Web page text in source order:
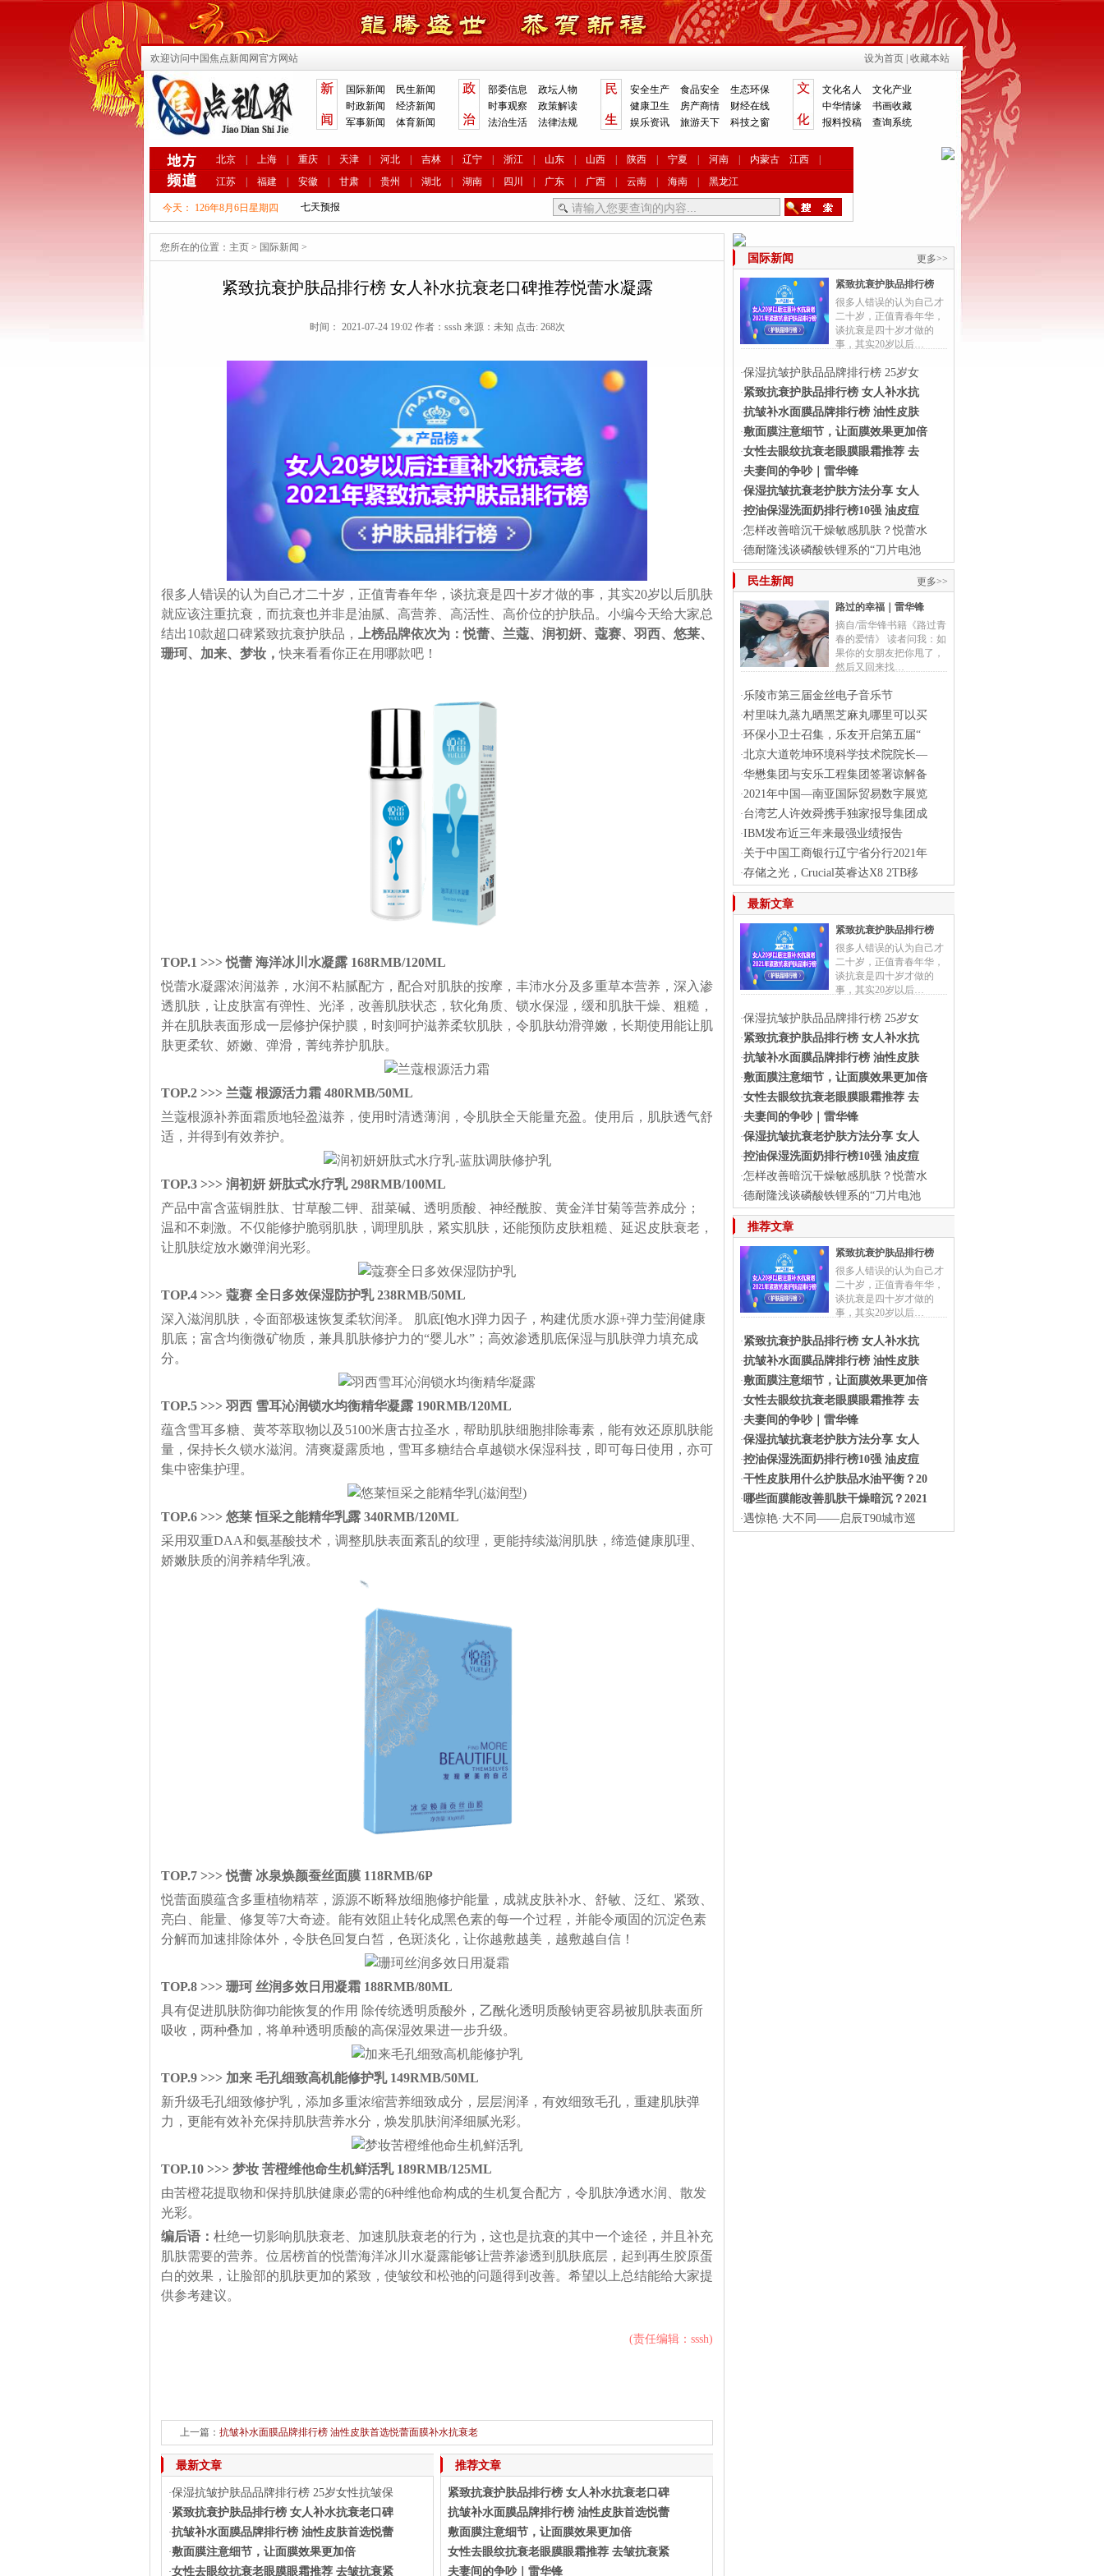
欢迎访问中国焦点新闻网官方网站 设为首页 收藏本站
国际新闻
民生新闻
时政新闻
经济新闻
军事新闻
体育新闻
部委信息
政坛人物
时事观察
政策解读
法治生活
法律法规
安全生产 食品安全
生态环保
健康卫生
房产商情
财经在线
娱乐资讯
旅游天下 科技之窗
文化名人
文化产业
中华情缘
书画收藏
报料投稿
查询系统
北京 上海 重庆 天津 河北 吉林 辽宁 浙江 山东 山西 陕西 宁夏 河南 内蒙古 江西
江苏
福建 安徽 甘肃 贵州 湖北 湖南 四川 广东 广西 云南 海南 黑龙江
今天： 126年8月6日星期四
您所在的位置： 主页 > 国际新闻 >
紧致抗衰护肤品排行榜 女人补水抗衰老口碑推荐悦蕾水凝露
时间： 2021-07-24 19:02 作者：sssh 来源：未知 点击: 268次
很多人错误的认为自己才二十岁，正值青春年华，谈抗衰是四十岁才做的事，其实20岁以后肌肤
就应该注重抗衰，而抗衰也并非是油腻、高营养、高活性、高价位的护肤品。小编今天给大家总
结出10款超口碑紧致抗衰护肤品，
上榜品牌依次为：悦蕾、兰蔻、润初妍、蔻赛、羽西、悠莱、
珊珂、加来、梦妆，快来看看你正在用哪款吧！
TOP.1 >>> 悦蕾 海洋冰川水凝露 168RMB/120ML
悦蕾水凝露浓润滋养，水润不粘腻配方，配合对肌肤的按摩，丰沛水分及多重草本营养，深入渗
透肌肤，让皮肤富有弹性、光泽，改善肌肤状态，软化角质、锁水保湿，缓和肌肤干燥、粗糙，
并在肌肤表面形成一层修护保护膜，时刻呵护滋养柔软肌肤，令肌肤幼滑弹嫩，长期使用能让肌
肤更柔软、娇嫩、弹滑，菁纯养护肌肤。
TOP.2 >>> 兰蔻 根源活力霜 480RMB/50ML
兰蔻根源补养面霜质地轻盈滋养，使用时清透薄润，令肌肤全天能量充盈。使用后，肌肤透气舒
适，并得到有效养护。
TOP.3 >>> 润初妍 妍肽式水疗乳 298RMB/100ML
产品中富含蓝铜胜肽、甘草酸二钾、甜菜碱、透明质酸、神经酰胺、黄金洋甘菊等营养成分；
温和不刺激。不仅能修护脆弱肌肤，调理肌肤，紧实肌肤，还能预防皮肤粗糙、延迟皮肤衰老，
让肌肤绽放水嫩弹润光彩。
TOP.4 >>> 蔻赛 全日多效保湿防护乳 238RMB/50ML
深入滋润肌肤，令面部极速恢复柔软润泽。 肌底[饱水]弹力因子，构建优质水源+弹力莹润健康
肌底；富含均衡微矿物质，兼具肌肤修护力的“婴儿水”；高效渗透肌底保湿与肌肤弹力填充成
分。
TOP.5 >>> 羽西 雪耳沁润锁水均衡精华凝露 190RMB/120ML
蕴含雪耳多糖、黄芩萃取物以及5100米唐古拉圣水，帮助肌肤细胞排除毒素，能有效还原肌肤能
量，保持长久锁水滋润。清爽凝露质地，雪耳多糖结合卓越锁水保湿科技，即可每日使用，亦可
集中密集护理。
TOP.6 >>> 悠莱 恒采之能精华乳露 340RMB/120ML
采用双重DAA和氨基酸技术，调整肌肤表面紊乱的纹理，更能持续滋润肌肤，缔造健康肌理、
娇嫩肤质的润养精华乳液。
TOP.7 >>> 悦蕾 冰泉焕颜蚕丝面膜 118RMB/6P
悦蕾面膜蕴含多重植物精萃，源源不断释放细胞修护能量，成就皮肤补水、舒敏、泛红、紧致、
亮白、能量、修复等7大奇迹。能有效阻止转化成黑色素的每一个过程，并能令顽固的沉淀色素
分解而加速排除体外，令肤色回复白皙，色斑淡化，让你越敷越美，越敷越自信！
TOP.8 >>> 珊珂 丝润多效日用凝霜 188RMB/80ML
具有促进肌肤防御功能恢复的作用 除传统透明质酸外，乙酰化透明质酸钠更容易被肌肤表面所
吸收，两种叠加，将单种透明质酸的高保湿效果进一步升级。
TOP.9 >>> 加来 毛孔细致高机能修护乳 149RMB/50ML
新升级毛孔细致修护乳，添加多重浓缩营养细致成分，层层润泽，有效细致毛孔，重建肌肤弹
力，更能有效补充保持肌肤营养水分，焕发肌肤润泽细腻光彩。
TOP.10 >>> 梦妆 苦橙维他命生机鲜活乳 189RMB/125ML
由苦橙花提取物和保持肌肤健康必需的6种维他命构成的生机复合配方，令肌肤净透水润、散发
光彩。
编后语： 杜绝一切影响肌肤衰老、加速肌肤衰老的行为，这也是抗衰的其中一个途径，并且补充
肌肤需要的营养。位居榜首的悦蕾海洋冰川水凝露能够让营养渗透到肌肤底层，起到再生胶原蛋
白的效果，让脸部的肌肤更加的紧致，使皱纹和松弛的问题得到改善。希望以上总结能给大家提
供参考建议。
(责任编辑：sssh)
上一篇： 抗皱补水面膜品牌排行榜 油性皮肤首选悦蕾面膜补水抗衰老
下一篇：保湿抗皱护肤品品牌排行榜 25岁女性抗皱保湿必备悦蕾水凝露
最新文章
·保湿抗皱护肤品品牌排行榜 25岁女性抗皱保
·紧致抗衰护肤品排行榜 女人补水抗衰老口碑
·抗皱补水面膜品牌排行榜 油性皮肤首选悦蕾
·敷面膜注意细节，让面膜效果更加倍
·女性去眼纹抗衰老眼膜眼霜推荐 去皱抗衰紧
推荐文章
紧致抗衰护肤品排行榜 女人补水抗衰老口碑
抗皱补水面膜品牌排行榜 油性皮肤首选悦蕾
敷面膜注意细节，让面膜效果更加倍
女性去眼纹抗衰老眼膜眼霜推荐 去皱抗衰紧
夫妻间的争吵｜雷华锋
国际新闻 更多>>
紧致抗衰护肤品排行榜
很多人错误的认为自己才
二十岁，正值青春年华，
谈抗衰是四十岁才做的
事，其实20岁以后…
·保湿抗皱护肤品品牌排行榜 25岁女
·紧致抗衰护肤品排行榜 女人补水抗
·抗皱补水面膜品牌排行榜 油性皮肤
·敷面膜注意细节，让面膜效果更加倍
·女性去眼纹抗衰老眼膜眼霜推荐 去
·夫妻间的争吵｜雷华锋
·保湿抗皱抗衰老护肤方法分享 女人
·控油保湿洗面奶排行榜10强 油皮痘
·怎样改善暗沉干燥敏感肌肤？悦蕾水
·德耐隆浅谈磷酸铁锂系的“刀片电池
民生新闻 更多>>
路过的幸福｜雷华锋
摘自/雷华锋书籍《路过青
春的爱情》 读者问我：如
果你的女朋友把你甩了，
然后又回来找…
·乐陵市第三届金丝电子音乐节
·村里味九蒸九晒黑芝麻丸哪里可以买
·环保小卫士召集，乐友开启第五届“
·北京大道乾坤环境科学技术院院长—
·华懋集团与安乐工程集团签署谅解备
·2021年中国—南亚国际贸易数字展览
·台湾艺人许效舜携手独家报导集团成
·IBM发布近三年来最强业绩报告
·关于中国工商银行辽宁省分行2021年
·存储之光，Crucial英睿达X8 2TB移
最新文章
紧致抗衰护肤品排行榜
很多人错误的认为自己才
二十岁，正值青春年华，
谈抗衰是四十岁才做的
事，其实20岁以后…
·保湿抗皱护肤品品牌排行榜 25岁女
·紧致抗衰护肤品排行榜 女人补水抗
·抗皱补水面膜品牌排行榜 油性皮肤
·敷面膜注意细节，让面膜效果更加倍
·女性去眼纹抗衰老眼膜眼霜推荐 去
·夫妻间的争吵｜雷华锋
·保湿抗皱抗衰老护肤方法分享 女人
·控油保湿洗面奶排行榜10强 油皮痘
·怎样改善暗沉干燥敏感肌肤？悦蕾水
·德耐隆浅谈磷酸铁锂系的“刀片电池
推荐文章
紧致抗衰护肤品排行榜
很多人错误的认为自己才
二十岁，正值青春年华，
谈抗衰是四十岁才做的
事，其实20岁以后…
·紧致抗衰护肤品排行榜 女人补水抗
·抗皱补水面膜品牌排行榜 油性皮肤
·敷面膜注意细节，让面膜效果更加倍
·女性去眼纹抗衰老眼膜眼霜推荐 去
·夫妻间的争吵｜雷华锋
·保湿抗皱抗衰老护肤方法分享 女人
·控油保湿洗面奶排行榜10强 油皮痘
·干性皮肤用什么护肤品水油平衡？20
·哪些面膜能改善肌肤干燥暗沉？2021
·遇惊艳·大不同——启辰T90城市巡